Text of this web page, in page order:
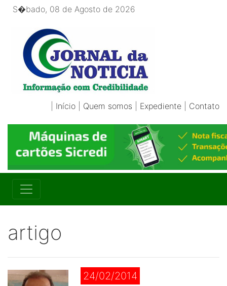
S�bado, 08 de Agosto de 2026
Início Quem somos Expediente Contato
artigo
24/02/2014